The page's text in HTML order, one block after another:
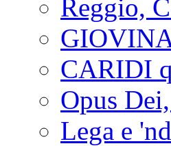
Reggio,
CARIDI
Opus
Lega e